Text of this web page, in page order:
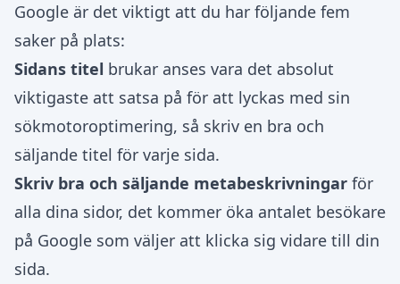
Google är det viktigt att du har följande fem
saker på plats:
Sidans titel brukar anses vara det absolut
viktigaste att satsa på för att lyckas med sin
sökmotoroptimering, så skriv en bra och
säljande titel för varje sida.
Skriv bra och säljande metabeskrivningar för
alla dina sidor, det kommer öka antalet besökare
på Google som väljer att klicka sig vidare till din
sida.